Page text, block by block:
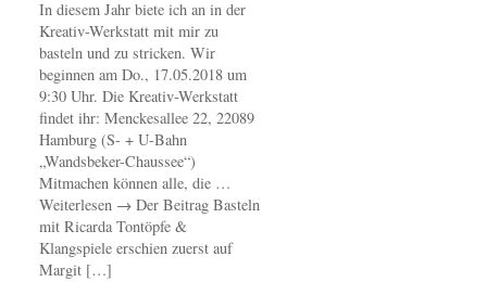
In diesem Jahr biete ich an in der
Kreativ-Werkstatt mit mir zu
basteln und zu stricken. Wir
beginnen am Do., 17.05.2018 um
9:30 Uhr. Die Kreativ-Werkstatt
findet ihr: Menckesallee 22, 22089
Hamburg (S- + U-Bahn
„Wandsbeker-Chaussee“)
Mitmachen können alle, die …
Weiterlesen → Der Beitrag Basteln
mit Ricarda Tontöpfe &
Klangspiele erschien zuerst auf
Margit […]